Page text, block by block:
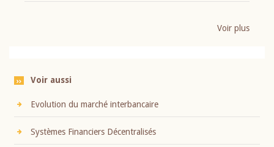
Voir plus
Voir aussi
Evolution du marché interbancaire
Systèmes Financiers Décentralisés